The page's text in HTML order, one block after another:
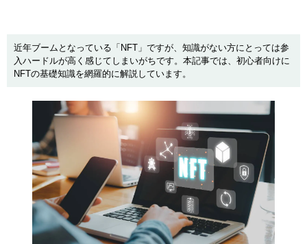
近年ブームとなっている「NFT」ですが、知識がない方にとっては参
入ハードルが高く感じてしまいがちです。本記事では、初心者向けに
NFTの基礎知識を網羅的に解説しています。